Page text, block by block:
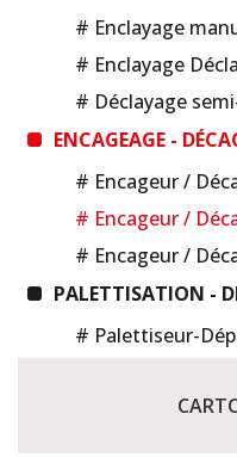
# Enclayage
# Enclayage
# Déclayage
ENCAGEAGE -
# Encageur /
# Encageur /
# Encageur /
PALETTISATION -
# Palettiseur-